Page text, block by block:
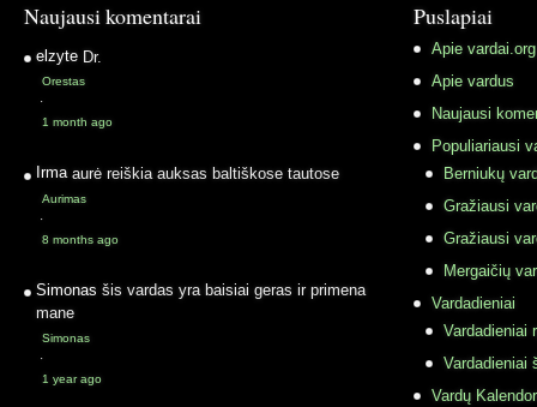
Naujausi komentarai
elzyte Dr.
Orestas
·
1 month ago
Irma aurė reiškia auksas baltiškose tautose
Aurimas
·
8 months ago
Simonas šis vardas yra baisiai geras ir primena
mane
Simonas
·
1 year ago
Puslapiai
Apie vardai.org
Apie vardus
Naujausi
Populiariausi
Berniukų
Gražiausi
Gražiausi
Mergaičių
Vardadieniai
Vardadieniai
Vardadieniai
Vardų